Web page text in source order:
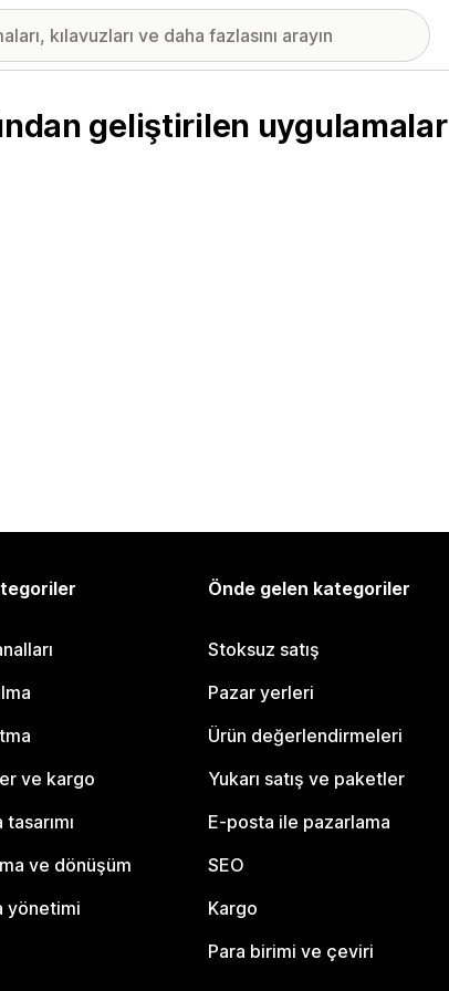
geliştirilen uygulamalar
ve kargo
ve dönüşüm
yönetimi
Önde gelen kategoriler
Stoksuz satış
Pazar yerleri
Ürün değerlendirmeleri
Yukarı satış ve paketler
E-posta ile pazarlama
SEO
Kargo
Para birimi ve çeviri